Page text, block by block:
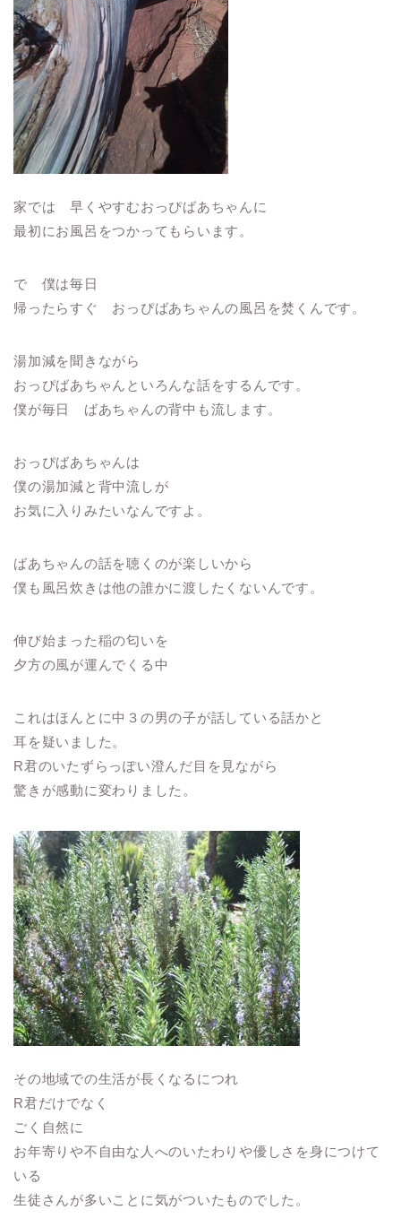
家では 早くやすむおっぴばあちゃんに
最初にお風呂をつかってもらいます。
で 僕は毎日
帰ったらすぐ おっぴばあちゃんの風呂を焚くんです。
湯加減を聞きながら
おっぴばあちゃんといろんな話をするんです。
僕が毎日 ばあちゃんの背中も流します。
おっぴばあちゃんは
僕の湯加減と背中流しが
お気に入りみたいなんですよ。
ばあちゃんの話を聴くのが楽しいから
僕も風呂炊きは他の誰かに渡したくないんです。
伸び始まった稲の匂いを
夕方の風が運んでくる中
これはほんとに中３の男の子が話している話かと
耳を疑いました。
R君のいたずらっぽい澄んだ目を見ながら
驚きが感動に変わりました。
その地域での生活が長くなるにつれ
R君だけでなく
ごく自然に
お年寄りや不自由な人へのいたわりや優しさを身につけて
いる
生徒さんが多いことに気がついたものでした。